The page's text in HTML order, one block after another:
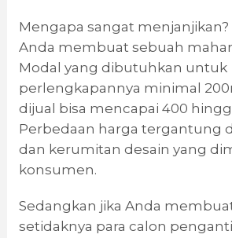
Mengapa sangat menjanjikan?
Anda membuat sebuah
Modal yang dibutuhkan untuk
perlengkapannya minimal
dijual bisa mencapai 400
Perbedaan harga tergantung
dan kerumitan desain yang
konsumen.
Sedangkan jika Anda
setidaknya para calon